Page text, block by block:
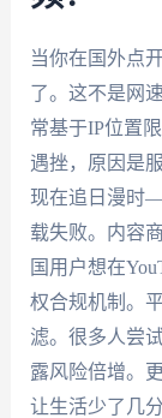
当你在国外点
了。这不是网
常基于IP位置
遇挫，原因是
现在追日漫时
载失败。内容
国用户想在
权合规机制。
滤。很多人尝
露风险倍增。
让生活少了几